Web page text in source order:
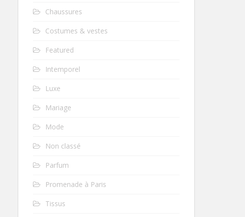
Chaussures
Costumes & vestes
Featured
Intemporel
Luxe
Mariage
Mode
Non classé
Parfum
Promenade à Paris
Tissus